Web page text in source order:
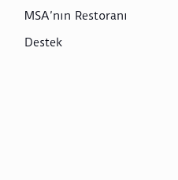
MSA’nın Restoranı
Destek